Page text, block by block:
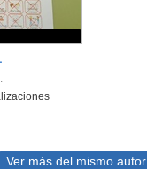
Ver más del mismo autor